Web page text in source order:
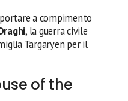
a compimento
, la guerra civile
Targaryen per il
of the